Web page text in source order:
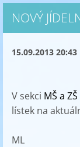
NOVÝ
15.09.2013 20:43
V sekci MŠ a
lístek na
ML